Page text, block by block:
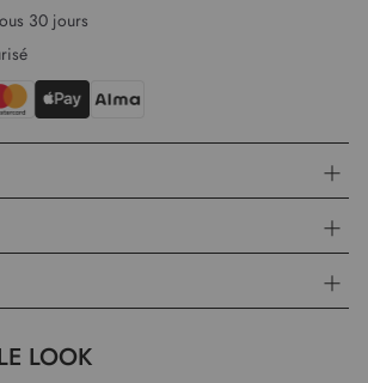
30 jours
LOOK